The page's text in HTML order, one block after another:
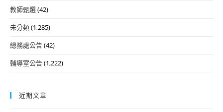
教師甄選(42)
未分類(1,285)
總務處公告(42)
輔導室公告(1,222)
近期文章